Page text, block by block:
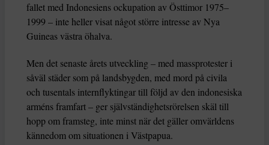
fallet med Indonesiens ockupation av Östtimor 1975–
1999 – inte heller visat något större intresse av Nya
Guineas västra öhalva.
Men det senaste årets utveckling – med massprotester i
såväl städer som på landsbygden, med mord på civila
och tusentals internflyktingar till följd av den indonesiska
arméns framfart – ger självständighetsrörelsen skäl till
hopp om framsteg, inte minst när det gäller omvärldens
kännedom om situationen i Västpapua.